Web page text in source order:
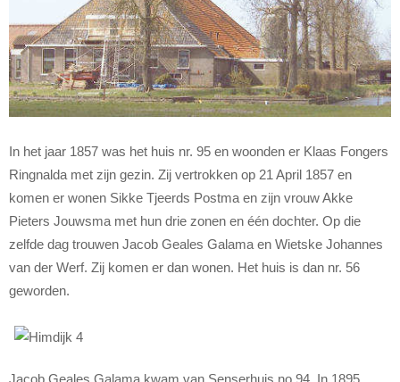
In het jaar 1857 was het huis nr. 95 en woonden er Klaas Fongers
Ringnalda met zijn gezin. Zij vertrokken op 21 April 1857 en
komen er wonen Sikke Tjeerds Postma en zijn vrouw Akke
Pieters Jouwsma met hun drie zonen en één dochter. Op die
zelfde dag trouwen Jacob Geales Galama en Wietske Johannes
van der Werf. Zij komen er dan wonen. Het huis is dan nr. 56
geworden.
Jacob Geales Galama kwam van Senserhuis no 94. In 1895